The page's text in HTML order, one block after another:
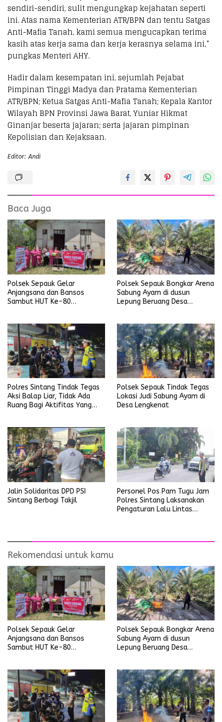
sendiri-sendiri, sulit mengungkap kejahatan seperti
ini. Atas nama Kementerian ATR/BPN dan tentu Satgas
Anti-Mafia Tanah, kami semua mengucapkan terima
kasih atas kerja sama dan kerja kerasnya selama ini,”
pungkas Menteri AHY.
Hadir dalam kesempatan ini, sejumlah Pejabat
Pimpinan Tinggi Madya dan Pratama Kementerian
ATR/BPN; Ketua Satgas Anti-Mafia Tanah; Kepala Kantor
Wilayah BPN Provinsi Jawa Barat, Yuniar Hikmat
Ginanjar beserta jajaran; serta jajaran pimpinan
Kepolisian dan Kejaksaan.
Editor: Andi
Baca Juga
Polsek Sepauk Gelar
Anjangsana dan Bansos
Sambut HUT Ke-80
Polsek Sepauk Bongkar Arena
Sabung Ayam di dusun
Lepung Beruang Desa
Polres Sintang Tindak Tegas
Aksi Balap Liar, Tidak Ada
Ruang Bagi Aktifitas Yang
Polsek Sepauk Tindak Tegas
Lokasi Judi Sabung Ayam di
Desa Lengkenat
Jalin Solidaritas DPD PSI
Sintang Berbagi Takjil
Personel Pos Pam Tugu Jam
Polres Sintang Laksanakan
Pengaturan Lalu Lintas
Rekomendasi untuk kamu
Polsek Sepauk Gelar
Anjangsana dan Bansos
Sambut HUT Ke-80
Polsek Sepauk Bongkar Arena
Sabung Ayam di dusun
Lepung Beruang Desa